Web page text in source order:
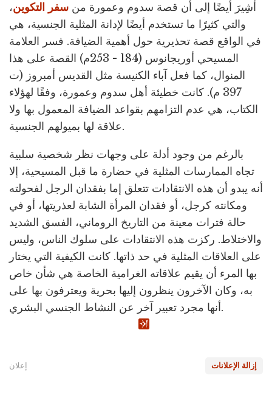
أُشِيرَ أيضًا إلى أن قصة سدوم وعمورة من سفر التكوين،
والتي كثيرًا ما تستخدم أيضًا لإدانة المثلية الجنسية، هي
في الواقع قصة تحذيرية حول أهمية الضيافة. فسر العلامة
المسيحي أوريجانوس (184 - 253م) القصة على هذا
المنوال، كما فعل آباء الكنيسة مثل القديس أمبروز (ت
397 م). كانت خطيئة أهل سدوم وعمورة، وفقًا لهؤلاء
الكتاب، هي عدم التزامهم بقواعد الضيافة المعمول بها ولا
علاقة لها بميولهم الجنسية.
بالرغم من وجود أدلة على وجهات نظر شخصية سلبية
تجاه الممارسات المثلية في حضارة ما قبل المسيحية، إلا
أنه يبدو أن هذه الانتقادات تتعلق إما بفقدان الرجل لفحولته
ومكانته كرجل، أو فقدان المرأة الشابة لعذريتها، أو في
حالة فترات معينة من التاريخ الروماني، الفسق الشديد
والاختلاط. ركزت هذه الانتقادات على سلوك الناس، وليس
على العلاقات المثلية في حد ذاتها. كانت الكيفية التي يختار
بها المرء أن يقيم علاقاته الغرامية الخاصة هي شأن خاص
به، وكان الآخرون ينظرون إليها بحرية ويعترفون بها على
أنها مجرد تعبير آخر عن النشاط الجنسي البشري.
إزالة الإعلانات إعلان